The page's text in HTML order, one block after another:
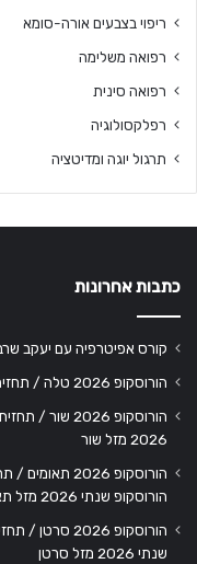
ריפוי בצבעים אורה-סומא
רפואה משלימה
רפואה סינית
רפלקסולוגיה
תרגול יוגה ומדיטציה
כתבות אחרונות
קורס אפיטרפיה עם יעקב
הורוסקופ 2026 טלה / תחזית אסטרולוגיה שנתית מזל טלה
הורוסקופ
2026 מזל שור
הורוסקופ
הורוסקופ שנתי 2026 מזל תאומים
הורוסקופ
שנתי 2026 מזל סרטן